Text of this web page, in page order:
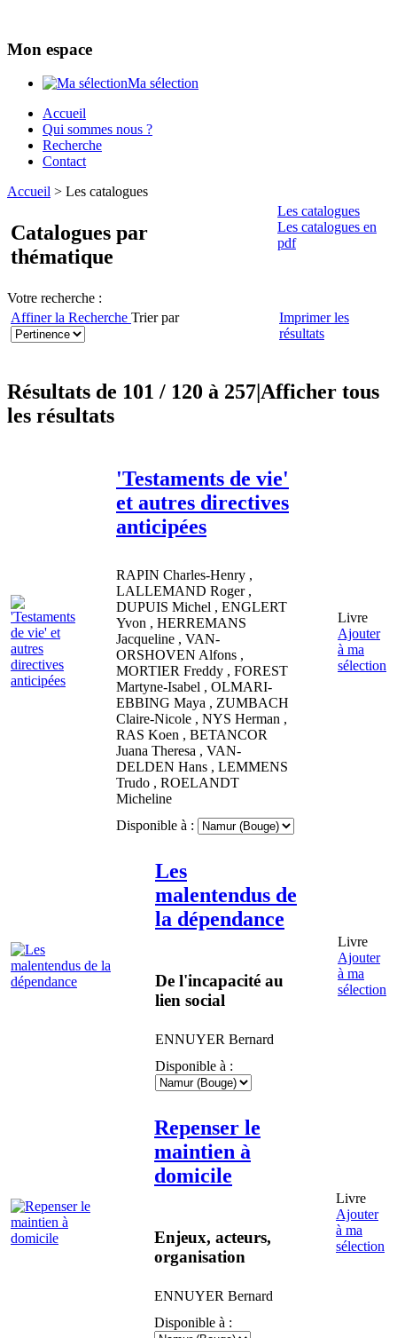
Mon espace
Ma sélection
Accueil
Qui sommes nous ?
Recherche
Contact
Accueil > Les catalogues
Catalogues par
thématique
Les catalogues
Les catalogues en
pdf
Votre recherche :
Affiner la Recherche Trier par
Imprimer les
résultats
Résultats de 101 / 120 à 257Afficher tous
les résultats
'Testaments de vie'
et autres directives
anticipées
Livre
Ajouter
à ma
sélection
RAPIN Charles-Henry ,
LALLEMAND Roger ,
DUPUIS Michel , ENGLERT
Yvon , HERREMANS
Jacqueline , VAN-
ORSHOVEN Alfons ,
MORTIER Freddy , FOREST
Martyne-Isabel , OLMARI-
EBBING Maya , ZUMBACH
Claire-Nicole , NYS Herman ,
RAS Koen , BETANCOR
Juana Theresa , VAN-
DELDEN Hans , LEMMENS
Trudo , ROELANDT
Micheline
Disponible à :
Les
malentendus de
la dépendance
Livre
Ajouter
à ma
sélection
De l'incapacité au
lien social
ENNUYER Bernard
Disponible à :
Repenser le
maintien à
domicile
Livre
Ajouter
à ma
sélection
Enjeux, acteurs,
organisation
ENNUYER Bernard
Disponible à :